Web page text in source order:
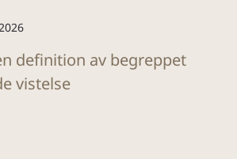
definition av begreppet
vistelse